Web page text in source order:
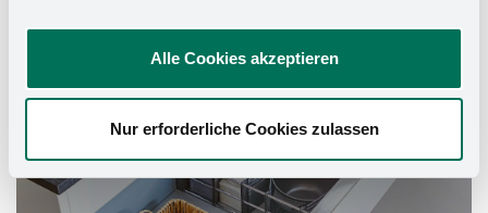
Alle Cookies akzeptieren
Nur erforderliche Cookies zulassen